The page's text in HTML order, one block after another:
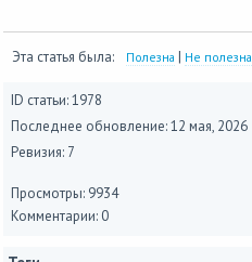
Эта статья была: Полезна | Не полезна
ID статьи: 1978
Последнее обновление:12 мая, 2026
Ревизия: 7
Просмотры: 9934
Комментарии: 0